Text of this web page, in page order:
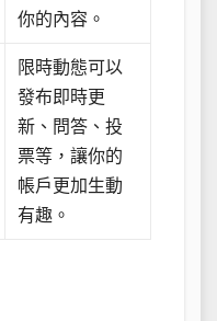
你的內容。
限時動態可以
發布即時更
新、問答、投
票等，讓你的
帳戶更加生動
有趣。